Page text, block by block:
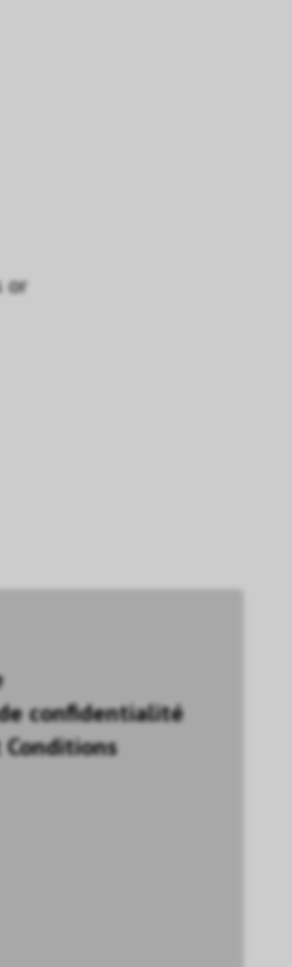
or
confidentialité
Conditions